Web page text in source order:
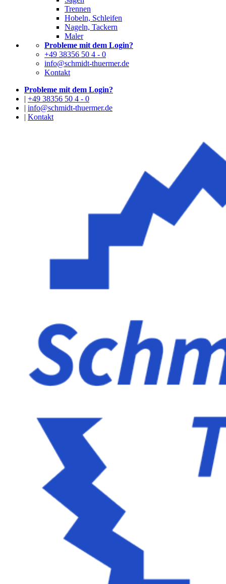
Trennen
Hobeln, Schleifen
Nageln, Tackern
Maler
Probleme mit dem Login?
+49 38356 50 4 - 0
info@schmidt-thuermer.de
Kontakt
Probleme mit dem Login?
| +49 38356 50 4 - 0
| info@schmidt-thuermer.de
| Kontakt